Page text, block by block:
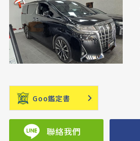
Goo鑑定書
聯絡我們